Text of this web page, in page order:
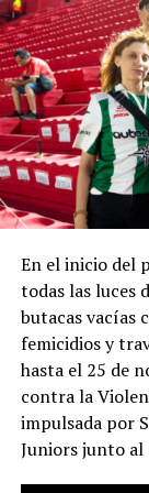
reconocidas
La presencia
mientras el
reuniones
del miércoles
del Estado)
Caputo,
desde el
Milei /
ni de la crisis
periodismo
trabajo y
completo.
El video
En el inicio del
todas las luces
butacas vacías
femicidios y
hasta el 25 de
contra la
impulsada por
Juniors junto al